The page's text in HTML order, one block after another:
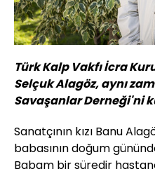
Türk Kalp Vakfı İcra
Selçuk Alagöz, aynı
Savaşanlar Derneği'ni
Sanatçının kızı Banu
babasının doğum
Babam bir süredir